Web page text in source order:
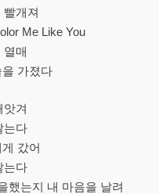
빨개져
Me Like You
열매
가졌다
앗겨
는다
갔어
는다
했는지 내 마음을 날려